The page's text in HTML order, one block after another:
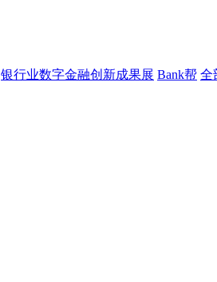
银行业数字金融创新成果展 Bank帮 全